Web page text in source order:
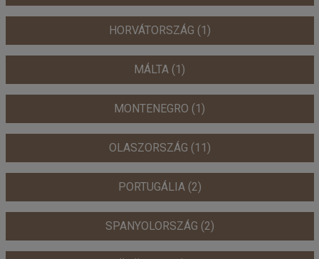
HORVÁTORSZÁG (1)
MÁLTA (1)
MONTENEGRO (1)
OLASZORSZÁG (11)
PORTUGÁLIA (2)
SPANYOLORSZÁG (2)